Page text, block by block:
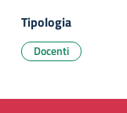
Tipologia
Docenti